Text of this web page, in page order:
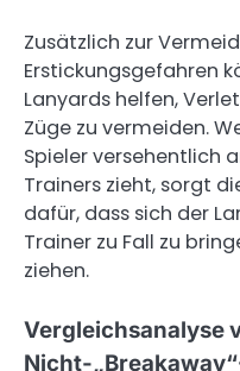
Zusätzlich zur
Erstickungsgefahren
Lanyards helfen,
Züge zu vermeiden.
Spieler versehentlich
Trainers zieht, sorgt
dafür, dass sich der
Trainer zu Fall zu
ziehen.
Vergleichsanalyse
Nicht-